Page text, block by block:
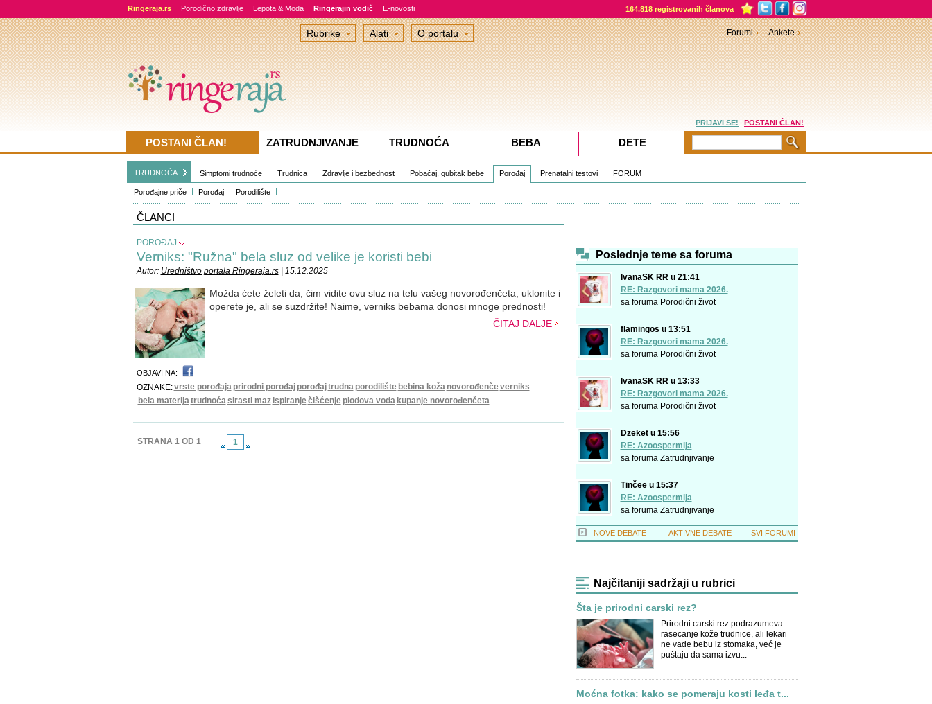
Ringeraja.rs Porodično zdravlje Lepota & Moda Ringerajin vodič E-novosti 164.818 registrovanih članova
TRUDNOĆA Simptomi trudnoće Trudnica Zdravlje i bezbednost Pobačaj, gubitak bebe Porođaj
Porođajne priče Porođaj Porodilište
Prenatalni testovi FORUM
ČLANCI
POROĐAJ
Verniks: "Ružna" bela sluz od velike je koristi bebi
Autor: Uredništvo portala Ringeraja.rs| 15.12.2025
Možda ćete želeti da, čim vidite ovu sluz na telu vašeg novorođenčeta, uklonite i
operete je, ali se suzdržite! Naime, verniks bebama donosi mnoge prednosti!
ČITAJ DALJE
OBJAVI NA:
OZNAKE:vrste porođaja prirodni porođaj porođajtrudna porodilište bebina koža novorođenčeverniks
bela materijatrudnoćasirasti maz ispiranječišćenje plodova voda kupanje novorođenčeta
STRANA 1 OD 1 1
Poslednje teme sa foruma
IvanaSK RR u 21:41
RE: Razgovori mama 2026.
sa foruma Porodični život
flamingos u 13:51
RE: Razgovori mama 2026.
sa foruma Porodični život
IvanaSK RR u 13:33
RE: Razgovori mama 2026.
sa foruma Porodični život
Dzeket u 15:56
RE: Azoospermija
sa foruma Zatrudnjivanje
Tinčee u 15:37
RE: Azoospermija
sa foruma Zatrudnjivanje
NOVE DEBATE AKTIVNE DEBATE SVI FORUMI
Najčitaniji sadržaji u rubrici
Šta je prirodni carski rez?
Prirodni carski rez podrazumeva
rasecanje kože trudnice, ali lekari
ne vade bebu iz stomaka, već je
puštaju da sama izvu...
Moćna fotka: kako se pomeraju kosti leđa t...
Rubrike Alati O portalu Forumi Ankete
PRIJAVI SE! POSTANI ČLAN!
POSTANI ČLAN! ZATRUDNJIVANJE TRUDNOĆA BEBA DETE